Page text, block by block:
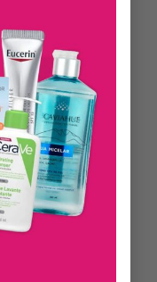
para quienes
el frasco a
a la piel. De esta
piel. Usa el perfume